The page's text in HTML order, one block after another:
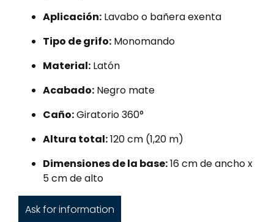
Aplicación: Lavabo o bañera exenta
Tipo de grifo: Monomando
Material: Latón
Acabado: Negro mate
Caño:Giratorio 360°
Altura total:120 cm (1,20 m)
Dimensiones de la base:16 cm de ancho x
5 cm de alto
Ask for information